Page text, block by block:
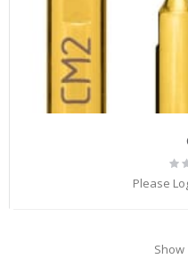
0%
Please
Show